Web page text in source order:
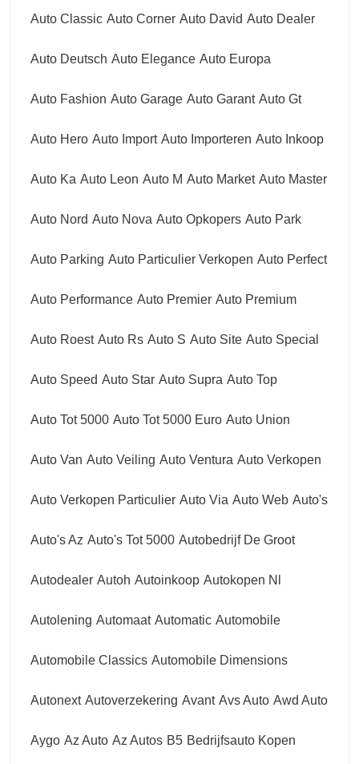
Auto Classic Auto Corner Auto David Auto Dealer
Auto Deutsch Auto Elegance Auto Europa
Auto Fashion Auto Garage Auto Garant Auto Gt
Auto Hero Auto Import Auto Importeren Auto Inkoop
Auto Ka Auto Leon Auto M Auto Market Auto Master
Auto Nord Auto Nova Auto Opkopers Auto Park
Auto Parking Auto Particulier Verkopen Auto Perfect
Auto Performance Auto Premier Auto Premium
Auto Roest Auto Rs Auto S Auto Site Auto Special
Auto Speed Auto Star Auto Supra Auto Top
Auto Tot 5000 Auto Tot 5000 Euro Auto Union
Auto Van Auto Veiling Auto Ventura Auto Verkopen
Auto Verkopen Particulier Auto Via Auto Web Auto's
Auto's Az Auto's Tot 5000 Autobedrijf De Groot
Autodealer Autoh Autoinkoop Autokopen Nl
Autolening Automaat Automatic Automobile
Automobile Classics Automobile Dimensions
Autonext Autoverzekering Avant Avs Auto Awd Auto
Aygo Az Auto Az Autos B5 Bedrijfsauto Kopen